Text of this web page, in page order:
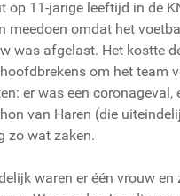
op 11-jarige leeftijd in de
meedoen omdat het
was afgelast. Het kostte
om het team
er was een coronageval,
van Haren (die
zo wat zaken.
waren er één vrouw en